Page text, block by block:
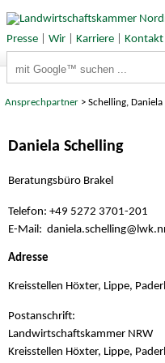
Presse| Wir| Karriere| Kontakt
Ansprechpartner > Schelling, Daniela
Daniela Schelling
Beratungsbüro Brakel
Telefon: +49 5272 3701-201
E-Mail: daniela.schelling@
Adresse
Kreisstellen Höxter, Lippe,
Postanschrift:
Landwirtschaftskammer NRW
Kreisstellen Höxter, Lippe,